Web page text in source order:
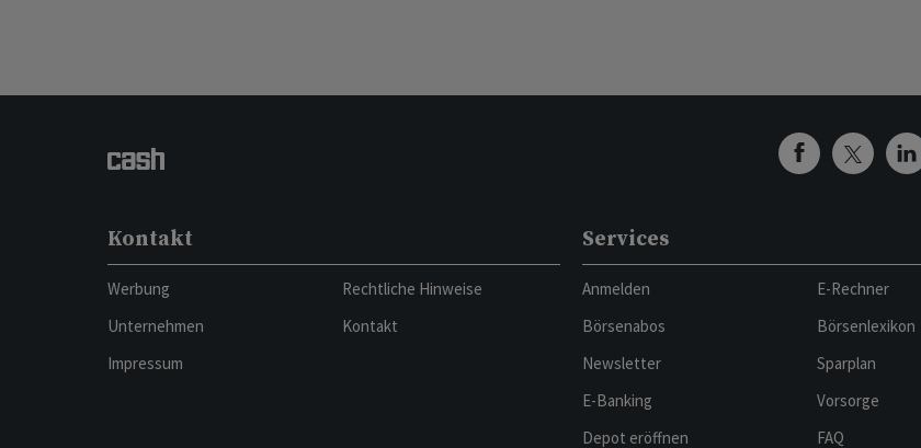
Kontakt
Werbung
Unternehmen
Impressum
Rechtliche Hinweise
Kontakt
Services
Anmelden
Börsenabos
Newsletter
E-Banking
Depot eröffnen
E-Rechner
Börsenlexikon
Sparplan
Vorsorge
FAQ